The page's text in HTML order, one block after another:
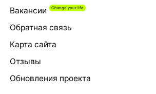
Вакансии
Обратная связь
Карта сайта
Отзывы
Обновления проекта